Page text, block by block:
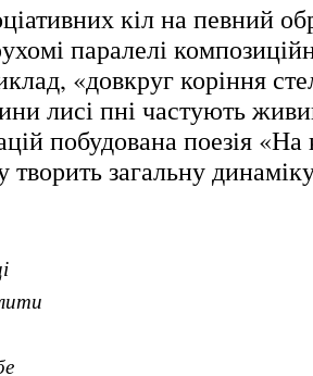
кіл на певний
паралелі
«довкруг коріння
лисі пні частують
побудована поезія
творить загальну